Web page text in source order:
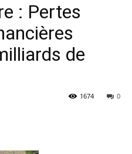
: Pertes
de
0
1674